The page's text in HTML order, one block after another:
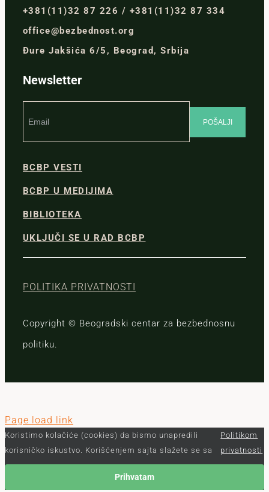
+381(11)32 87 226 / +381(11)32 87 334
office@bezbednost.org
Đure Jakšića 6/5, Beograd, Srbija
Newsletter
BCBP VESTI
BCBP U MEDIJIMA
BIBLIOTEKA
UKLJUČI SE U RAD BCBP
POLITIKA PRIVATNOSTI
Copyright © Beogradski centar za bezbednosnu
politiku.
Page load link
Koristimo kolačiće (cookies) da bismo unapredili
korisničko iskustvo. Korišćenjem sajta slažete se sa
Politikom
privatnosti
Prihvatam